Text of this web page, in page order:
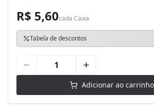
R$ 5,60cada Caixa
Tabela de descontos
Adicionar ao carrinho